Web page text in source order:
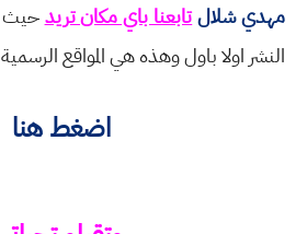
مهدي شلالتابعنا باي مكان تريدحيث
النشر اولا باول وهذه هي المواقع الرسمية
اضغط هنا